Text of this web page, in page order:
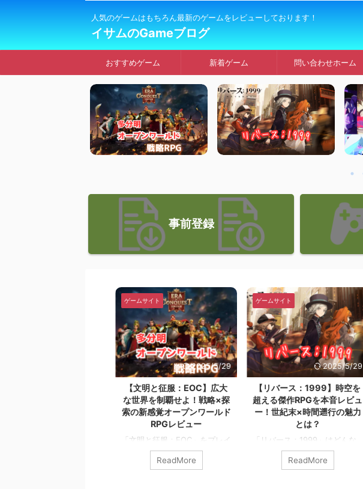
人気のゲームはもちろん最新のゲームをレビューしております！
イサムのGameブログ
おすすめゲーム 新着ゲーム 問い合わせホーム
事前登録
ゲームサイト
2025/5/29
【文明と征服：EOC】広大
な世界を制覇せよ！戦略×探
索の新感覚オープンワールド
RPGレビュー
「文明と征服：EOC」をプレイ
した感想を本音でレビュー。戦
略性と探索の両立が光る話題の
ReadMore
ゲームサイト
2025/5/29
【リバース：1999】時空を
超える傑作RPGを本音レビュ
ー！世紀末×時間遡行の魅力
とは？
「リバース：1999」はどんな
ゲーム？重厚なストーリーと美
しい世界観が魅力のタイムリバ
ReadMore